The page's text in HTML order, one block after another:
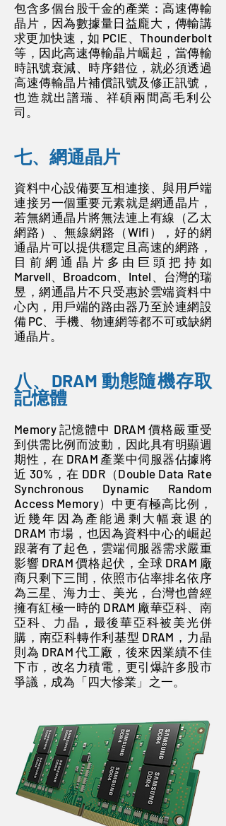
包含多個台股千金的產業：高速傳輸
晶片，因為數據量日益龐大，傳輸講
求更加快速，如 PCIE、Thounderbolt
等，因此高速傳輸晶片崛起，當傳輸
時訊號衰減、時序錯位，就必須透過
高速傳輸晶片補償訊號及修正訊號，
也造就出譜瑞、祥碩兩間高毛利公
司。
七、網通晶片
資料中心設備要互相連接、與用戶端
連接另一個重要元素就是網通晶片，
若無網通晶片將無法連上有線（乙太
網路）、無線網路（Wifi），好的網
通晶片可以提供穩定且高速的網路，
目前網通晶片多由巨頭把持如
Marvell、Broadcom、Intel、台灣的瑞
昱，網通晶片不只受惠於雲端資料中
心內，用戶端的路由器乃至於連網設
備 PC、手機、物連網等都不可或缺網
通晶片。
八、DRAM 動態隨機存取
記憶體
Memory 記憶體中 DRAM 價格嚴重受
到供需比例而波動，因此具有明顯週
期性，在 DRAM 產業中伺服器佔據將
近 30%，在 DDR（Double Data Rate
Synchronous Dynamic Random
Access Memory）中更有極高比例，
近幾年因為產能過剩大幅衰退的
DRAM 市場，也因為資料中心的崛起
跟著有了起色，雲端伺服器需求嚴重
影響 DRAM 價格起伏，全球 DRAM 廠
商只剩下三間，依照市佔率排名依序
為三星、海力士、美光，台灣也曾經
擁有紅極一時的 DRAM 廠華亞科、南
亞科、力晶，最後華亞科被美光併
購，南亞科轉作利基型 DRAM，力晶
則為 DRAM 代工廠，後來因業績不佳
下市，改名力積電，更引爆許多股市
爭議，成為「四大慘業」之一。